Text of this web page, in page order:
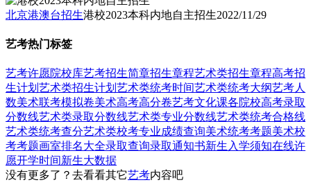
北京港澳台招生港校2023本科内地自主招生2022/11/29
艺考热门标签
艺考许愿院校库艺考招生简章招生章程艺术类招生章程高考招
生计划 艺术类招生计划 艺术类统考时间艺术类统考大纲艺考人
数美术联考模拟卷美术高考高分卷艺考文化课各院校高考录取
分数线艺术类录取分数线艺术类专业分数线艺术类统考合格线
艺术类统考查分艺术类校考专业成绩查询美术统考考题美术校
考考题画室排名大全录取查询录取通知书新生入学须知在线许
愿开学时间新生大数据
没有更多了？去看看其它艺考内容吧